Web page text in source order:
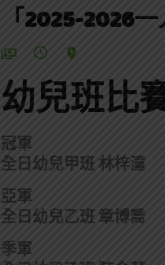
「2025-2026
幼兒班比
冠軍
全日幼兒甲班 林梓潼
亞軍
全日幼兒乙班 章博喬
季軍